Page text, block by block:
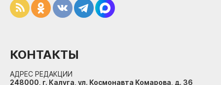
КОНТАКТЫ
АДРЕС РЕДАКЦИИ
248000, г. Калуга, ул. Космонавта Комарова, д. 36